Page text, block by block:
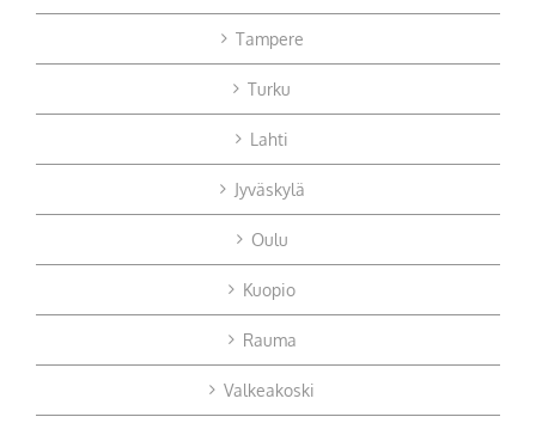
Tampere
Turku
Lahti
Jyväskylä
Oulu
Kuopio
Rauma
Valkeakoski